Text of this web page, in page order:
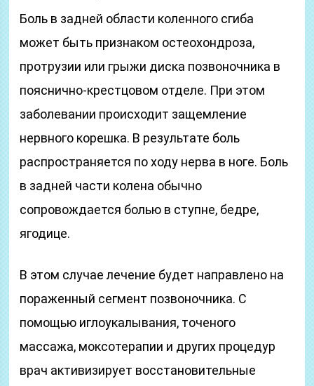
Боль в задней области коленного сгиба
может быть признаком остеохондроза,
протрузии или грыжи диска позвоночника в
пояснично-крестцовом отделе. При этом
заболевании происходит защемление
нервного корешка. В результате боль
распространяется по ходу нерва в ноге. Боль
в задней части колена обычно
сопровождается болью в ступне, бедре,
ягодице.
В этом случае лечение будет направлено на
пораженный сегмент позвоночника. С
помощью иглоукалывания, точеного
массажа, моксотерапии и других процедур
врач активизирует восстановительные